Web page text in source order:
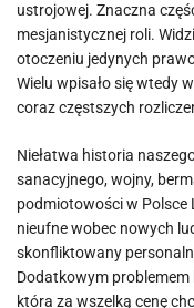
ustrojowej. Znaczna
mesjanistycznej roli.
otoczeniu jedynych
Wielu wpisało się wtedy
coraz częstszych
Niełatwa historia
sanacyjnego, wojny,
podmiotowości w Polsce
nieufne wobec nowych
skonfliktowany
Dodatkowym problemem
która za wszelką cenę